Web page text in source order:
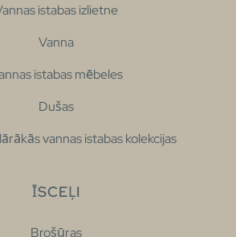
istabas izlietne
Vanna
istabas mēbeles
Dušas
vannas istabas kolekcijas
ĪSCEĻI
Brošūras